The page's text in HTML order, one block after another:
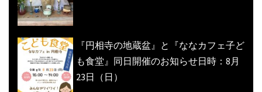
『円相寺の地蔵盆』と『ななカフェ子ど
も食堂』同日開催のお知らせ日時：8月
23日（日）